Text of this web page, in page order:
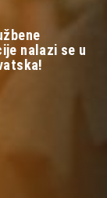
nalazi se u